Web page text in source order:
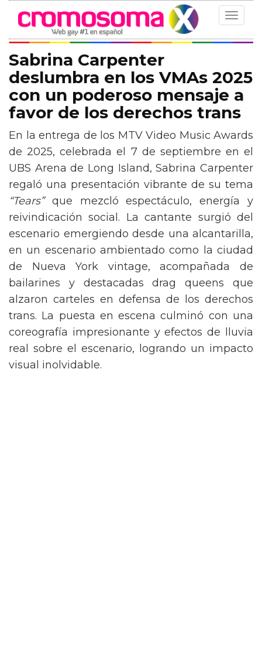
Toggle
Sabrina Carpenter
deslumbra en los VMAs 2025
con un poderoso mensaje a
favor de los derechos trans
En la entrega de los MTV Video Music Awards
de 2025, celebrada el 7 de septiembre en el
UBS Arena de Long Island, Sabrina Carpenter
regaló una presentación vibrante de su tema
“Tears”que mezcló espectáculo, energía y
reivindicación social. La cantante surgió del
escenario emergiendo desde una alcantarilla,
en un escenario ambientado como la ciudad
de Nueva York vintage, acompañada de
bailarines y destacadas drag queens que
alzaron carteles en defensa de los derechos
trans. La puesta en escena culminó con una
coreografía impresionante y efectos de lluvia
real sobre el escenario, logrando un impacto
visual inolvidable.